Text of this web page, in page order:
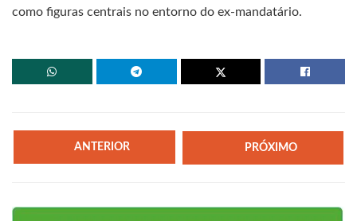
como figuras centrais no entorno do ex-mandatário.
ANTERIOR PRÓXIMO